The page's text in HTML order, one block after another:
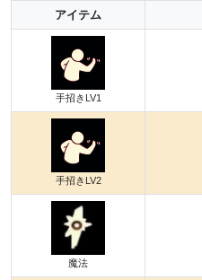
アイテム
手招きLV1
手招きLV2
魔法